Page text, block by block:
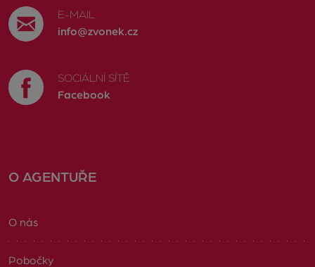
E-MAIL
info@zvonek.cz
SOCIÁLNÍ SÍTĚ
Facebook
O AGENTUŘE
O nás
Pobočky